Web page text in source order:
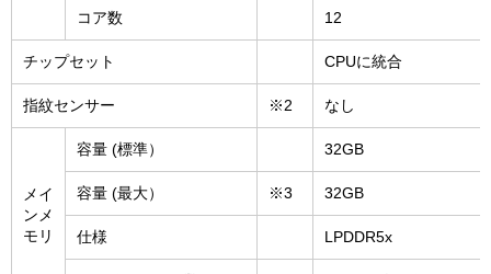
コア数 12
チップセット CPUに統合
指紋センサー ※2 なし
メイ
ンメ
モリ
容量 (標準） 32GB
容量 (最大） ※3 32GB
仕様 LPDDR5x